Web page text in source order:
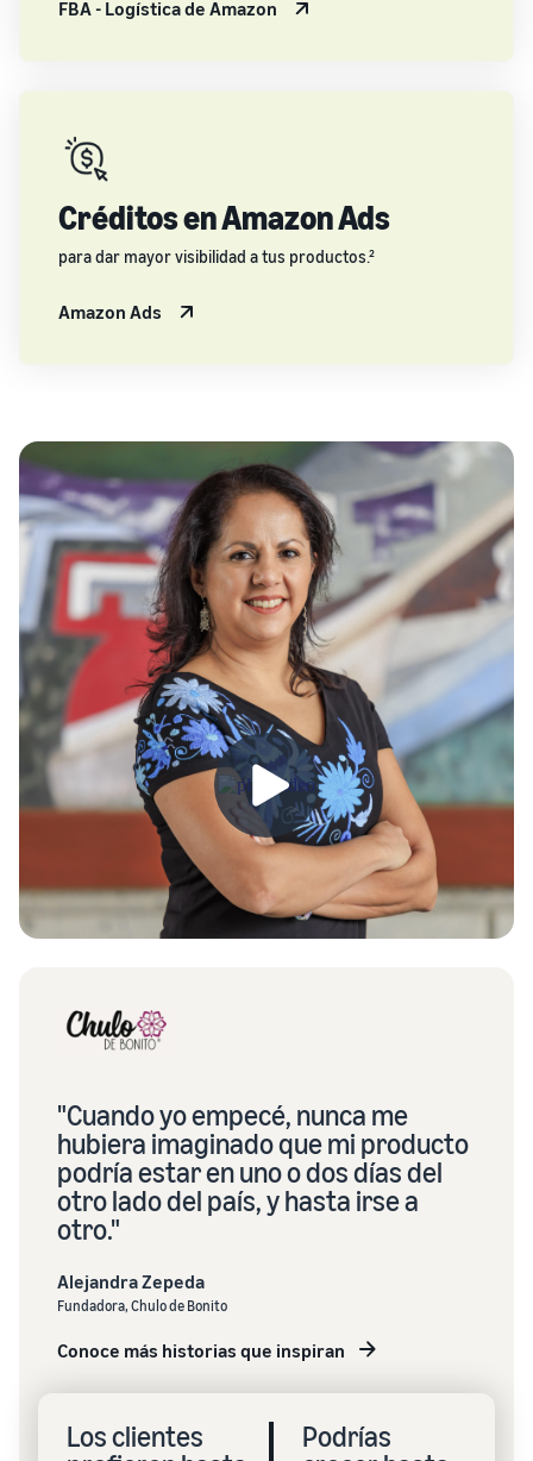
FBA - Logística de Amazon
Créditos en Amazon Ads
para dar mayor visibilidad a tus productos.²
Amazon Ads
"Cuando yo empecé, nunca me
hubiera imaginado que mi producto
podría estar en uno o dos días del
otro lado del país, y hasta irse a
otro."
Alejandra Zepeda
Fundadora, Chulo de Bonito
Conoce más historias que inspiran
Los clientes
Podrías